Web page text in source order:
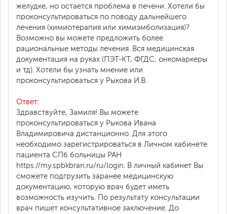
желудке, но остается проблема в печени. Хотели бы
проконсультироваться по поводу дальнейшего
лечения (химиотерапия или химиэмболизация)?
Возможно вы можете предложить более
рациональные методы лечения. Вся медицинская
документация на руках (ПЭТ-КТ, ФГДС, онкомаркеры
и тд). Хотели бы узнать мнение или
проконсультироваться у Рыкова И.В.
Ответ:
Здравствуйте, Замиля! Вы можете
проконсультироваться у Рыкова Ивана
Владимировича дистанционно. Для этого
необходимо зарегистрироваться в Личном кабинете
пациента СПб больницы РАН
https://my.spbkbran.ru/ru/login. В личный кабинет Вы
сможете подгрузить заранее медицинскую
документацию, которую врач будет иметь
возможность изучить. По результату консультации
врач пишет консультативное заключение. До